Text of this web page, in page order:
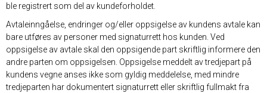
ble registrert som del av kundeforholdet.
Avtaleinngåelse, endringer og/eller oppsigelse av kundens avtale kan
bare utføres av personer med signaturrett hos kunden. Ved
oppsigelse av avtale skal den oppsigende part skriftlig informere den
andre parten om oppsigelsen. Oppsigelse meddelt av tredjepart på
kundens vegne anses ikke som gyldig meddelelse, med mindre
tredjeparten har dokumentert signaturrett eller skriftlig fullmakt fra